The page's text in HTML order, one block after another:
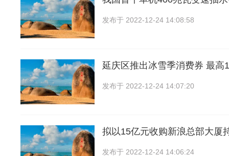
发布于 2022-12-24 14:08:58
延庆区推出冰雪季消费券 最高
发布于 2022-12-24 14:07:20
拟以15亿元收购新浪总部大厦
发布于 2022-12-24 14:06:24